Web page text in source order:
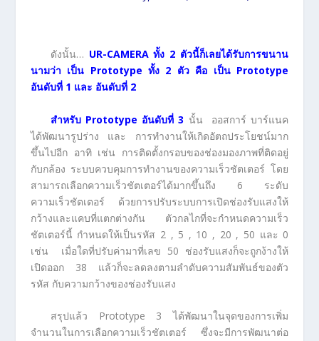
ดังนั้น… UR-CAMERA ทั้ง 2 ตัวนี้ก็เลยได้รับการขนาน
นามว่า เป็น Prototype ทั้ง 2 ตัว คือ เป็น Prototype
อันดับที่ 1 และ อันดับที่ 2
สำหรับ Prototype อันดับที่ 3 นั้น ออสการ์ บาร์แนค
ได้พัฒนารูปร่าง และ การทำงานให้เกิดอัตถประโยชน์มาก
ขึ้นไปอีก อาทิ เช่น การติดตั้งกรอบของช่องมองภาพที่ติดอยู่
กับกล้อง ระบบควบคุมการทำงานของความเร็วชัตเตอร์ โดย
สามารถเลือกความเร็วชัตเตอร์ได้มากขึ้นถึง 6 ระดับ
ความเร็วชัตเตอร์ ด้วยการปรับระบบการเปิดช่องรับแสงให้
กว้างและแคบที่แตกต่างกัน ตัวกลไกที่จะกำหนดความเร็ว
ชัตเตอร์นี้ กำหนดให้เป็นรหัส 2 , 5 , 10 , 20 , 50 และ 0
เช่น เมื่อใดที่ปรับค่ามาที่เลข 50 ช่องรับแสงก็จะถูกง้างให้
เปิดออก 38 แล้วก็จะลดลงตามลำดับความสัมพันธ์ของตัว
รหัส กับความกว้างของช่องรับแสง
สรุปแล้ว Prototype 3 ได้พัฒนาในจุดของการเพิ่ม
จำนวนในการเลือกความเร็วชัตเตอร์ ซึ่งจะมีการพัฒนาต่อ